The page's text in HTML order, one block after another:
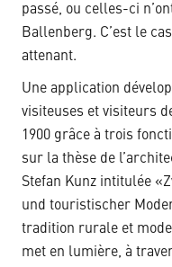
passé, ou celles-ci
Ballenberg. C’est le
attenant.
Une application
visiteuses et visiteurs
1900 grâce à trois
sur la thèse de
Stefan Kunz intitulée
und touristischer
tradition rurale et
met en lumière, à